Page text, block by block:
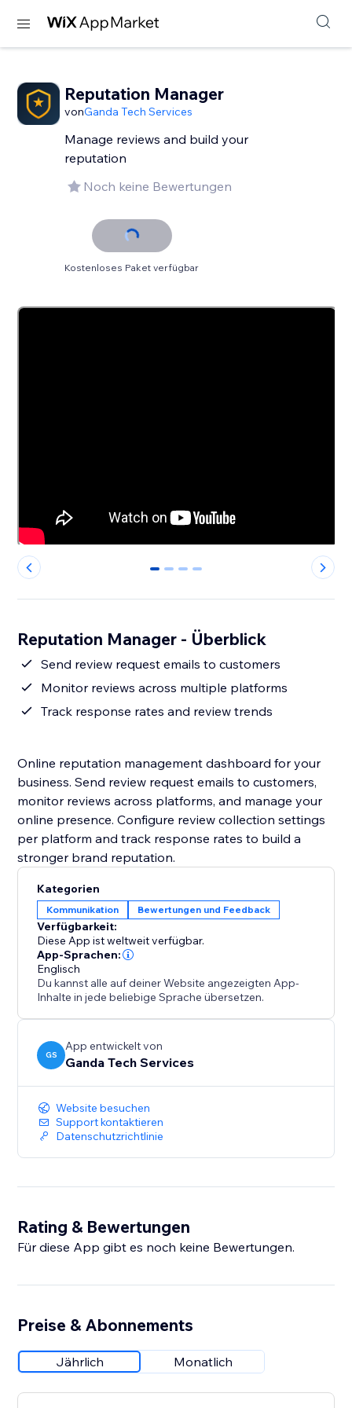
Reputation Manager
vonGanda Tech Services
Manage reviews and build your
reputation
Noch keine Bewertungen
Kostenloses Paket verfügbar
0 1 2 3
Reputation Manager - Überblick
Send review request emails to customers
Monitor reviews across multiple platforms
Track response rates and review trends
Online reputation management dashboard for your
business. Send review request emails to customers,
monitor reviews across platforms, and manage your
online presence. Configure review collection settings
per platform and track response rates to build a
stronger brand reputation.
Kategorien
Kommunikation Bewertungen und Feedback
Verfügbarkeit:
Diese App ist weltweit verfügbar.
App-Sprachen:
Englisch
Du kannst alle auf deiner Website angezeigten App-
Inhalte in jede beliebige Sprache übersetzen.
GS
App entwickelt von
Ganda Tech Services
Website besuchen
Support kontaktieren
Datenschutzrichtlinie
Rating & Bewertungen
Für diese App gibt es noch keine Bewertungen.
Preise & Abonnements
Jährlich Monatlich